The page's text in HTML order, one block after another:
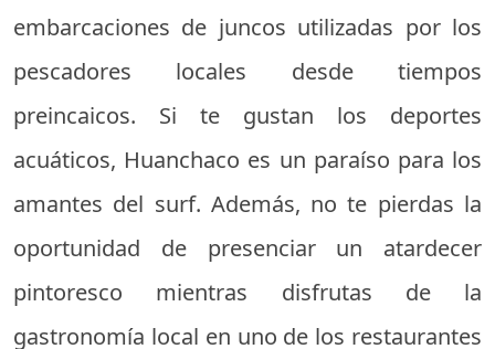
embarcaciones de juncos utilizadas por los
pescadores locales desde tiempos
preincaicos. Si te gustan los deportes
acuáticos, Huanchaco es un paraíso para los
amantes del surf. Además, no te pierdas la
oportunidad de presenciar un atardecer
pintoresco mientras disfrutas de la
gastronomía local en uno de los restaurantes